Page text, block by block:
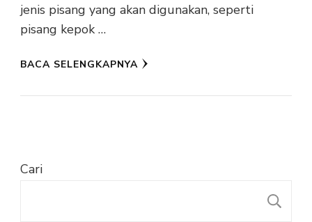
jenis pisang yang akan digunakan, seperti
pisang kepok …
BACA SELENGKAPNYA
Cari